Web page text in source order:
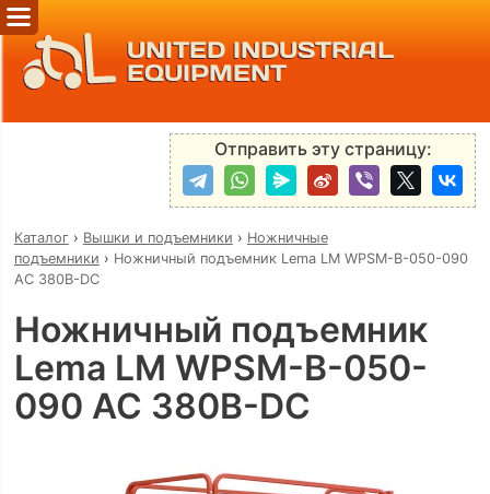
UNITED INDUSTRIAL
EQUIPMENT
Отправить эту страницу:
Каталог› Вышки и подъемники › Ножничные
подъемники › Ножничный подъемник Lema LM WPSM-B-050-090
AC 380В-DC
Ножничный подъемник
Lema LM WPSM-B-050-
090 AC 380В-DC